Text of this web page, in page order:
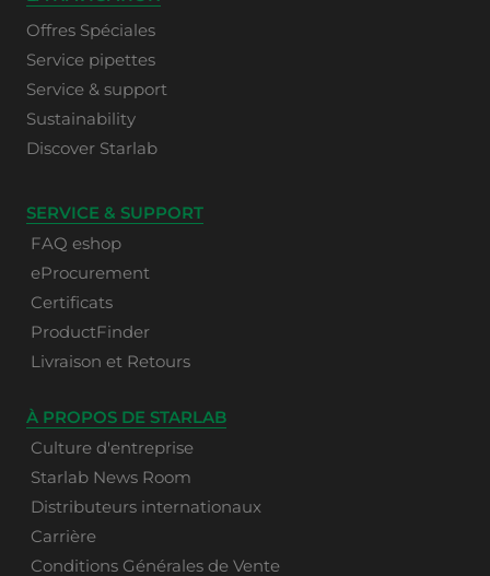
Offres Spéciales
Service pipettes
Service & support
Sustainability
Discover Starlab
SERVICE & SUPPORT
FAQ eshop
eProcurement
Certificats
ProductFinder
Livraison et Retours
À PROPOS DE STARLAB
Culture d'entreprise
Starlab News Room
Distributeurs internationaux
Carrière
Conditions Générales de Vente